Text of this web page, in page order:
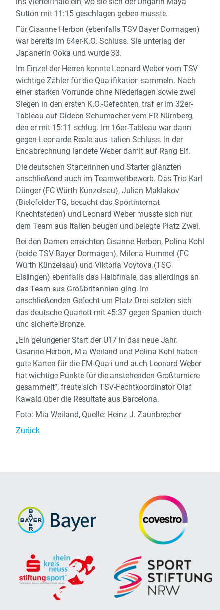
Sutton mit 11:15 geschlagen geben musste.
Für Cisanne Herbon (ebenfalls TSV Bayer Dormagen)
war bereits im 64er-K.O. Schluss. Sie unterlag der
Japanerin Ooka und wurde 33.
Im Einzel der Herren konnte Leonard Weber vom TSV
wichtige Zähler für die Qualifikation sammeln. Nach
einer starken Vorrunde ohne Niederlagen sowie zwei
Siegen in den ersten K.O.-Gefechten, traf er im 32er-
Tableau auf Gideon Schumacher vom FR Nürnberg,
den er mit 15:11 schlug. Im 16er-Tableau war dann
gegen Leonarde Reale aus Italien Schluss. In der
Endabrechnung landete Weber damit auf Rang Elf.
Die deutschen Starterinnen und Starter glänzten
anschließend auch im Teamwettbewerb. Das Trio Karl
Dünger (FC Würth Künzelsau), Julian Maklakov
(Bielefelder TG, besucht das Sportinternat
Knechtsteden) und Leonard Weber musste sich nur
dem Team aus Italien beugen und belegte Platz Zwei.
Bei den Damen erreichten Cisanne Herbon, Polina Kohl
(beide TSV Bayer Dormagen), Milena Hummel (FC
Würth Künzelsau) und Viktoria Voytova (TSG
Eislingen) ebenfalls das Halbfinale, das allerdings an
das Team aus Großbritannien ging. Im
anschließenden Gefecht um Platz Drei setzten sich
das deutsche Quartett mit 45:37 gegen Spanien durch
und sicherte Bronze.
„Ein gelungener Start der U17 in das neue Jahr.
Cisanne Herbon, Mia Weiland und Polina Kohl haben
gute Karten für die EM-Quali und auch Leonard Weber
hat wichtige Punkte für die anstehenden Großturniere
gesammelt“, freute sich TSV-Fechtkoordinator Olaf
Kawald über die Resultate aus Barcelona.
Foto: Mia Weiland, Quelle: Heinz J. Zaunbrecher
Zurück